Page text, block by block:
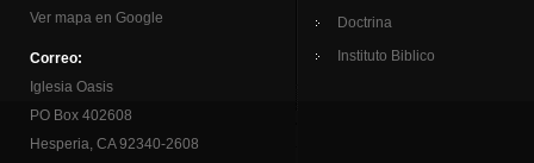
Ver mapa en Google
Correo:
Iglesia Oasis
PO Box 402608
Hesperia, CA 92340-2608
Doctrina
Instituto Biblico